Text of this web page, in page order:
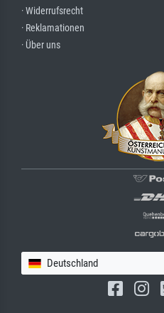
· Widerrufsrecht
· Reklamationen
· Über uns
Deutschland